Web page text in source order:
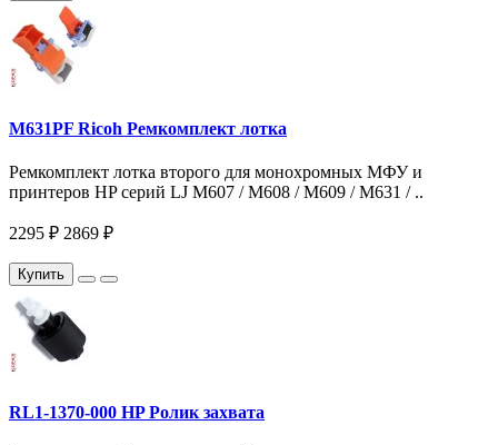
M631PF Ricoh Ремкомплект лотка
Ремкомплект лотка второго для монохромных МФУ и
принтеров HP серий LJ M607 / M608 / M609 / M631 / ..
2295 ₽ 2869 ₽
Купить
RL1-1370-000 HP Ролик захвата